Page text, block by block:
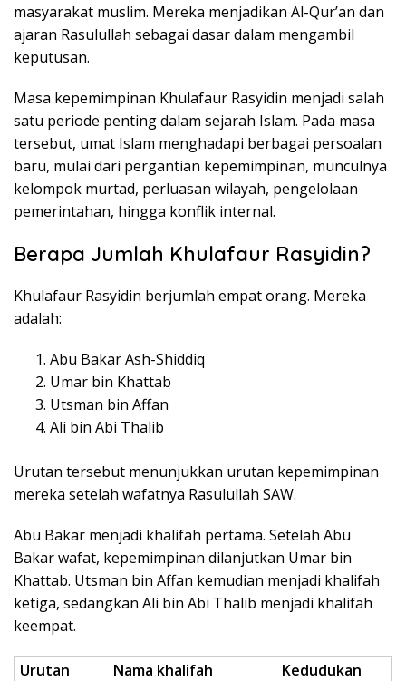
masyarakat muslim. Mereka menjadikan Al-Qur’an dan
ajaran Rasulullah sebagai dasar dalam mengambil
keputusan.
Masa kepemimpinan Khulafaur Rasyidin menjadi salah
satu periode penting dalam sejarah Islam. Pada masa
tersebut, umat Islam menghadapi berbagai persoalan
baru, mulai dari pergantian kepemimpinan, munculnya
kelompok murtad, perluasan wilayah, pengelolaan
pemerintahan, hingga konflik internal.
Berapa Jumlah Khulafaur Rasyidin?
Khulafaur Rasyidin berjumlah empat orang. Mereka
adalah:
Abu Bakar Ash-Shiddiq
Umar bin Khattab
Utsman bin Affan
Ali bin Abi Thalib
Urutan tersebut menunjukkan urutan kepemimpinan
mereka setelah wafatnya Rasulullah SAW.
Abu Bakar menjadi khalifah pertama. Setelah Abu
Bakar wafat, kepemimpinan dilanjutkan Umar bin
Khattab. Utsman bin Affan kemudian menjadi khalifah
ketiga, sedangkan Ali bin Abi Thalib menjadi khalifah
keempat.
Urutan Nama khalifah Kedudukan